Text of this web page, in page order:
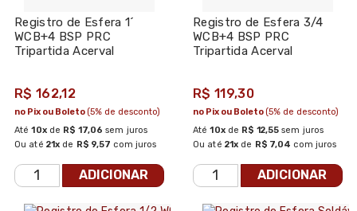
Registro de Esfera 1´
WCB+4 BSP PRC
Tripartida Acerval
R$ 162,12
Até10xde R$ 17,06 sem juros
Ou até 21x de R$ 9,57 com juros
no Pix ou Boleto(5% de desconto)
ADICIONAR
Registro de Esfera 3/4
WCB+4 BSP PRC
Tripartida Acerval
R$ 119,30
Até10xde R$ 12,55 sem juros
Ou até 21x de R$ 7,04 com juros
no Pix ou Boleto(5% de desconto)
ADICIONAR